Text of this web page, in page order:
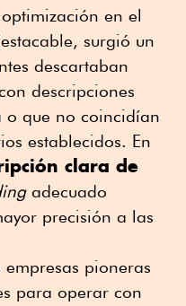
en el
surgió un
descartaban
descripciones
o que no coincidían
establecidos. En
clara de
adecuado
precisión a las
pioneras
para operar con